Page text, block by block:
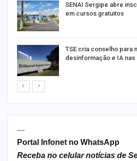
SENAI Sergipe abre
em cursos gratuitos
TSE cria conselho para
desinformação e IA
----
Portal Infonet no WhatsApp
Receba no celular notícias de